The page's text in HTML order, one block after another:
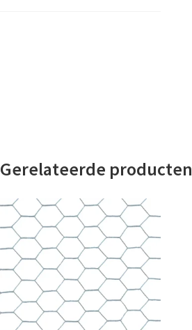
Gerelateerde producten